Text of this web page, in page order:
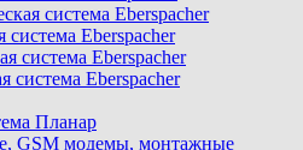
система Eberspacher
система Eberspacher
система Eberspacher
система Eberspacher
Планар
GSM модемы, монтажные